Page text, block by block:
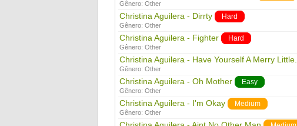
Gênero: Other
Christina Aguilera - Dirrty Hard
Gênero: Other
Christina Aguilera - Fighter Hard
Gênero: Other
Christina Aguilera - Have Yourself A Merry Little..
Gênero: Other
Christina Aguilera - Oh Mother Easy
Gênero: Other
Christina Aguilera - I'm Okay Medium
Gênero: Other